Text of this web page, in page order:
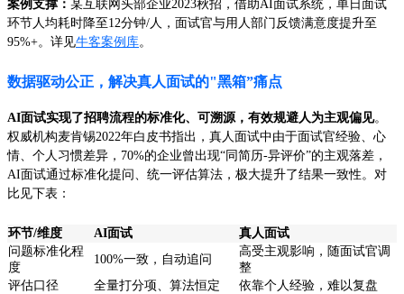
案例支撑： 某互联网头部企业2023秋招，借助AI面试系统，单日面试
环节人均耗时降至12分钟/人，面试官与用人部门反馈满意度提升至
95%+。详见牛客案例库。
数据驱动公正，解决真人面试的"黑箱”痛点
AI面试实现了招聘流程的标准化、可溯源，有效规避人为主观偏见。
权威机构麦肯锡2022年白皮书指出，真人面试中由于面试官经验、心
情、个人习惯差异，70%的企业曾出现“同简历-异评价”的主观落差，
AI面试通过标准化提问、统一评估算法，极大提升了结果一致性。对
比见下表：
环节/维度 AI面试
真人面试
问题标准化程
度
100%一致，自动追问
高受主观影响，随面试官调
整
评估口径
全量打分项、算法恒定
依靠个人经验，难以复盘